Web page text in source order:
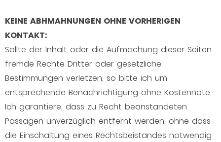
KEINE ABHMAHNUNGEN OHNE VORHERIGEN
KONTAKT:
Sollte der Inhalt oder die Aufmachung dieser Seiten
fremde Rechte Dritter oder gesetzliche
Bestimmungen verletzen, so bitte ich um
entsprechende Benachrichtigung ohne Kostennote.
Ich garantiere, dass zu Recht beanstandeten
Passagen unverzüglich entfernt werden, ohne dass
die Einschaltung eines Rechtsbeistandes notwendig